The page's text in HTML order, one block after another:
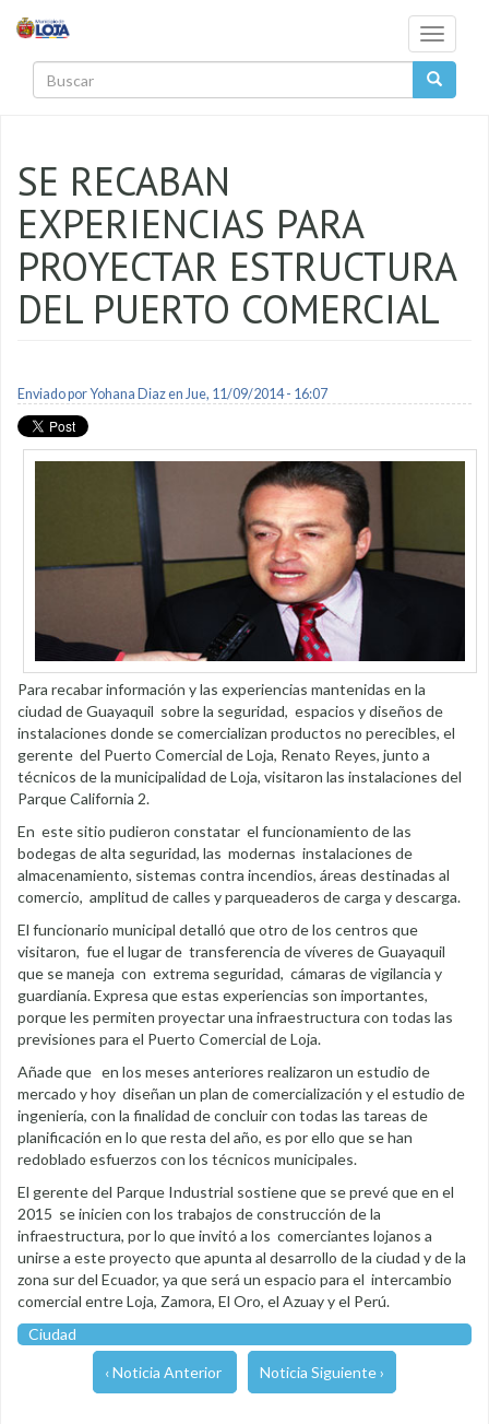
Toggle
SE RECABAN
EXPERIENCIAS PARA
PROYECTAR ESTRUCTURA
DEL PUERTO COMERCIAL
Enviado porYohana Diazen Jue, 11/09/2014 - 16:07
Para recabar información y las experiencias mantenidas en la
ciudad de Guayaquil sobre la seguridad, espacios y diseños de
instalaciones donde se comercializan productos no perecibles, el
gerente del Puerto Comercial de Loja, Renato Reyes, junto a
técnicos de la municipalidad de Loja, visitaron las instalaciones del
Parque California 2.
En este sitio pudieron constatar el funcionamiento de las
bodegas de alta seguridad, las modernas instalaciones de
almacenamiento, sistemas contra incendios, áreas destinadas al
comercio, amplitud de calles y parqueaderos de carga y descarga.
El funcionario municipal detalló que otro de los centros que
visitaron, fue el lugar de transferencia de víveres de Guayaquil
que se maneja con extrema seguridad, cámaras de vigilancia y
guardianía. Expresa que estas experiencias son importantes,
porque les permiten proyectar una infraestructura con todas las
previsiones para el Puerto Comercial de Loja.
Añade que en los meses anteriores realizaron un estudio de
mercado y hoy diseñan un plan de comercialización y el estudio de
ingeniería, con la finalidad de concluir con todas las tareas de
planificación en lo que resta del año, es por ello que se han
redoblado esfuerzos con los técnicos municipales.
El gerente del Parque Industrial sostiene que se prevé que en el
2015 se inicien con los trabajos de construcción de la
infraestructura, por lo que invitó a los comerciantes lojanos a
unirse a este proyecto que apunta al desarrollo de la ciudad y de la
zona sur del Ecuador, ya que será un espacio para el intercambio
comercial entre Loja, Zamora, El Oro, el Azuay y el Perú.
Ciudad
‹ Noticia Anterior Noticia Siguiente ›